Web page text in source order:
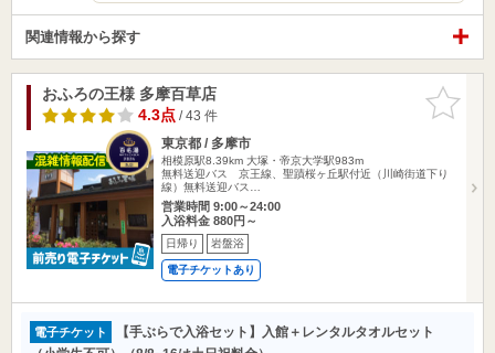
関連情報から探す
お気に入
りに追加
おふろの王様 多摩百草店
4.3点/ 43 件
東京都 / 多摩市
相模原駅8.39km 大塚・帝京大学駅983m
無料送迎バス 京王線、聖蹟桜ヶ丘駅付近（川崎街道下り
線）無料送迎バス…
営業時間 9:00～24:00
入浴料金 880円～
日帰り 岩盤浴
電子チケットあり
電子チケット
【手ぶらで入浴セット】入館＋レンタルタオルセット